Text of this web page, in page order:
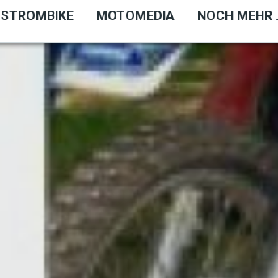
STROMBIKE MOTOMEDIA NOCH MEHR